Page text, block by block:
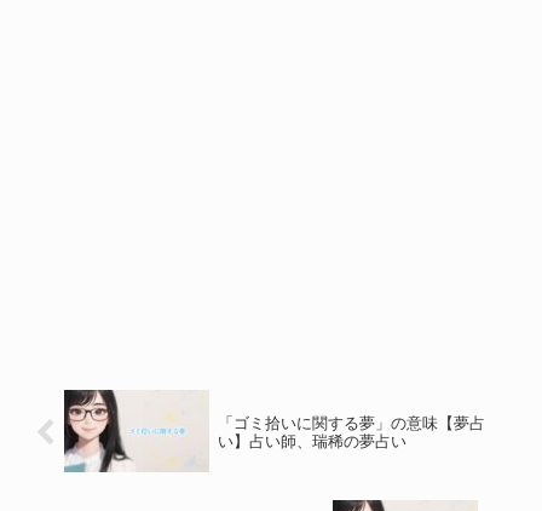
「ゴミ拾いに関する夢」の意味【夢占
い】占い師、瑞稀の夢占い